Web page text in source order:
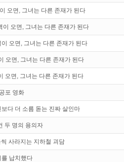
능 보자!
스크를 이용하세요~
100% 무료충전!
오면, 그녀는 다른 존재가 된다
이 오면, 그녀는 다른 존재가 된다
오면, 그녀는 다른 존재가 된다
오면, 그녀는 다른 존재가 된다
오면, 그녀는 다른 존재가 된다
포 영화
다 더 소름 돋는 진짜 살인마
두 명의 용의자
사라지는 지하철 괴담
를 납치했다